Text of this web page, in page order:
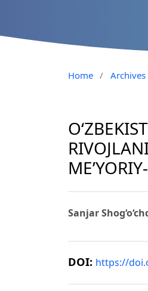
Home / Archives
Sanjar
DOI: https://